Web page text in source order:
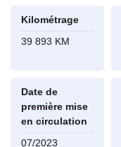
Kilométrage
39 893 KM
Date de
première mise
en circulation
07/2023